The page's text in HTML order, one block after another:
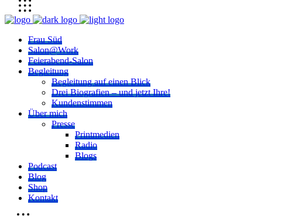
Frau Süd
Salon@Work
Feierabend-Salon
Begleitung
Begleitung auf einen Blick
Drei Biografien – und jetzt Ihre!
Kundenstimmen
Über mich
Presse
Printmedien
Radio
Blogs
Podcast
Blog
Shop
Kontakt